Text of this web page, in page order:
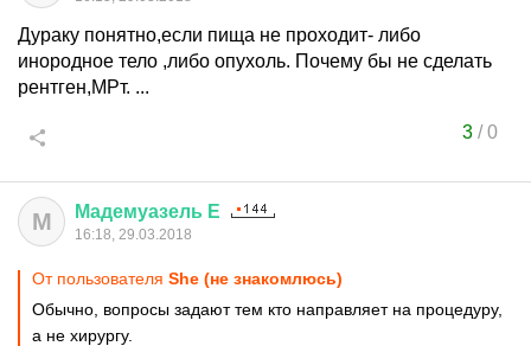
Дураку понятно,если пища не проходит- либо
инородное тело ,либо опухоль. Почему бы не сделать
рентген,МРт. ...
3/0
М Мадемуазель Е
16:18, 29.03.2018
От пользователя She (не знакомлюсь)
Обычно, вопросы задают тем кто направляет на процедуру,
а не хирургу.